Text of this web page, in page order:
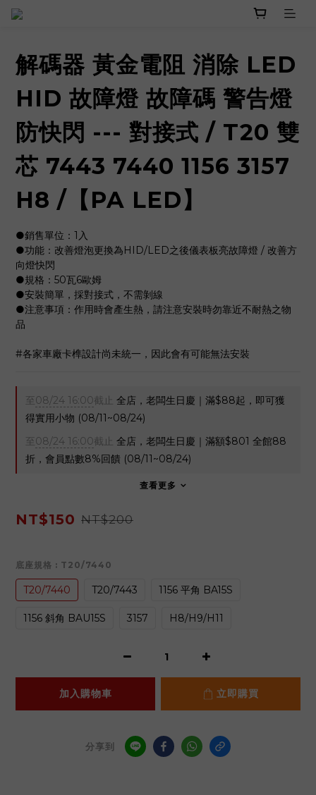
解碼器 黃金電阻 消除 LED
HID 故障燈 故障碼 警告燈
防快閃 --- 對接式 / T20 雙
芯 7443 7440 1156 3157
H8 /【PA LED】
●銷售單位：1入
●功能：改善燈泡更換為HID/LED之後儀表板亮故障燈 / 改善方
向燈快閃
●規格：50瓦6歐姆
●安裝簡單，採對接式，不需剝線
●注意事項：作用時會產生熱，請注意安裝時勿靠近不耐熱之物
品
#各家車廠卡榫設計尚未統一，因此會有可能無法安裝
至 08/24 16:00截止
全店，老闆生日慶｜滿$88起，即可獲
得實用小物 (08/11~08/24)
至 08/24 16:00截止
全店，老闆生日慶｜滿額$801 全館88
折，會員點數8%回饋 (08/11~08/24)
查看更多
NT$150 NT$200
底座規格 : T20/7440
T20/7440 T20/7443 1156 平角 BA15S
1156 斜角 BAU15S 3157 H8/H9/H11
加入購物車 立即購買
分享到